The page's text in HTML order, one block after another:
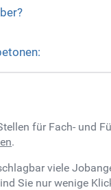
für Fach- und
.
viele
Sie nur wenige